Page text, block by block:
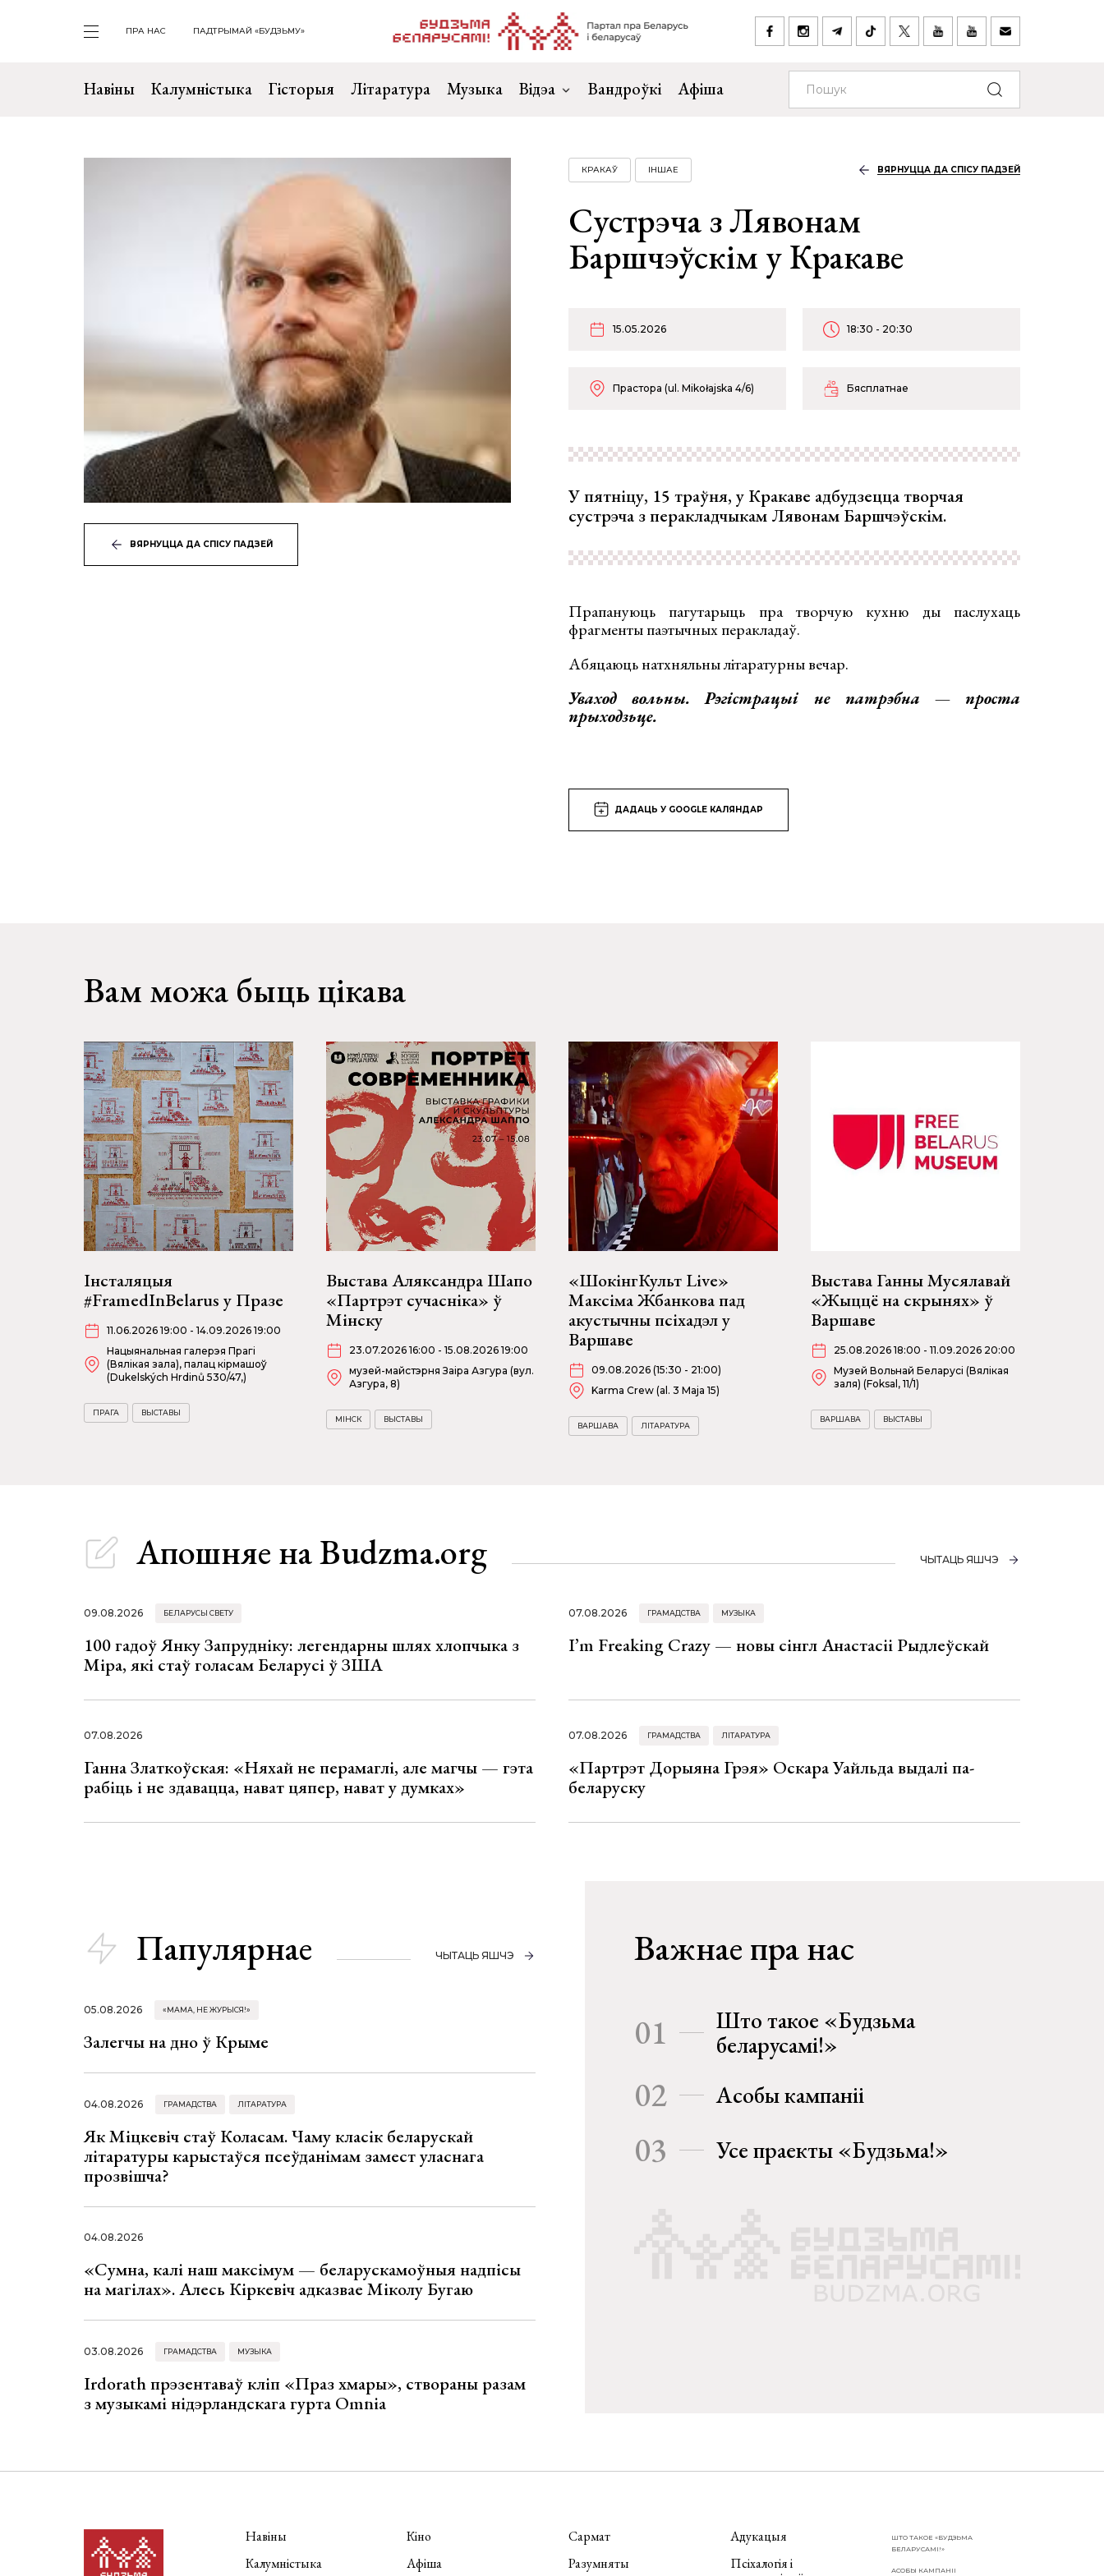
ПРА НАС ПАДТРЫМАЙ «БУДЗЬМУ»
Навіны Калумністыка Гісторыя Літаратура Музыка Відэа Вандроўкі Афіша
ВЯРНУЦЦА ДА СПІСУ ПАДЗЕЙ
КРАКАЎ ІНШАЕ ВЯРНУЦЦА ДА СПІСУ ПАДЗЕЙ
Сустрэча з Лявонам
Баршчэўскім у Кракаве
15.05.2026 18:30 - 20:30
Прастора (ul. Mikołajska 4/6) Бясплатнае
У пятніцу, 15 траўня, у Кракаве адбудзецца творчая
сустрэча з перакладчыкам Лявонам Баршчэўскім.
Прапануюць пагутарыць пра творчую кухню ды паслухаць
фрагменты паэтычных перакладаў.
Абяцаюць натхняльны літаратурны вечар.
Уваход вольны. Рэгістрацыі не патрэбна — проста
прыходзьце.
ДАДАЦЬ У GOOGLE КАЛЯНДАР
Вам можа быць цікава
Інсталяцыя
#FramedInBelarus у Празе
11.06.2026 19:00 - 14.09.2026 19:00
Нацыянальная галерэя Прагі
(Вялікая зала), палац кірмашоў
(Dukelských Hrdinů 530/47,)
ПРАГА ВЫСТАВЫ
Выстава Аляксандра Шапо
«Партрэт сучасніка» ў
Мінску
23.07.2026 16:00 - 15.08.2026 19:00
музей-майстэрня Заіра Азгура (вул.
Азгура, 8)
МІНСК ВЫСТАВЫ
«ШокінгКульт Live»
Максіма Жбанкова пад
акустычны псіхадэл у
Варшаве
09.08.2026 (15:30 - 21:00)
Karma Crew (al. 3 Maja 15)
ВАРШАВА ЛІТАРАТУРА
Выстава Ганны Мусялавай
«Жыццё на скрынях» ў
Варшаве
25.08.2026 18:00 - 11.09.2026 20:00
Музей Вольнай Беларусі (Вялікая
заля) (Foksal, 11/1)
ВАРШАВА ВЫСТАВЫ
Апошняе на Budzma.org ЧЫТАЦЬ ЯШЧЭ
09.08.2026 БЕЛАРУСЫ СВЕТУ
100 гадоў Янку Запрудніку: легендарны шлях хлопчыка з
Міра, які стаў голасам Беларусі ў ЗША
07.08.2026 ГРАМАДСТВА МУЗЫКА
I’m Freaking Crazy — новы сінгл Анастасіі Рыдлеўскай
07.08.2026
Ганна Златкоўская: «Няхай не перамаглі, але магчы — гэта
рабіць і не здавацца, нават цяпер, нават у думках»
07.08.2026 ГРАМАДСТВА ЛІТАРАТУРА
«Партрэт Дорыяна Грэя» Оскара Уайльда выдалі па-
беларуску
Папулярнае ЧЫТАЦЬ ЯШЧЭ
05.08.2026 «МАМА, НЕ ЖУРЫСЯ!»
Залегчы на дно ў Крыме
04.08.2026 ГРАМАДСТВА ЛІТАРАТУРА
Як Міцкевіч стаў Коласам. Чаму класік беларускай
літаратуры карыстаўся псеўданімам замест уласнага
прозвішча?
04.08.2026
«Сумна, калі наш максімум — беларускамоўныя надпісы
на магілах». Алесь Кіркевіч адказвае Міколу Бугаю
03.08.2026 ГРАМАДСТВА МУЗЫКА
Irdorath прэзентаваў кліп «Праз хмары», створаны разам
з музыкамі нідэрландскага гурта Omnia
Важнае пра нас
01
Што такое «Будзьма
беларусамі!»
02 Асобы кампаніі
03 Усе праекты «Будзьма!»
Навіны
Калумністыка
Кіно
Афіша
Сармат
Разумняты
Адукацыя
Псіхалогія і
ШТО ТАКОЕ «БУДЗЬМА
БЕЛАРУСАМІ!»
АСОБЫ КАМПАНІІ